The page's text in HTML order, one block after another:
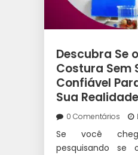
Descubra Se
Costura Sem
Confiável
Sua
0 Comentários
Se você
pesquisando se